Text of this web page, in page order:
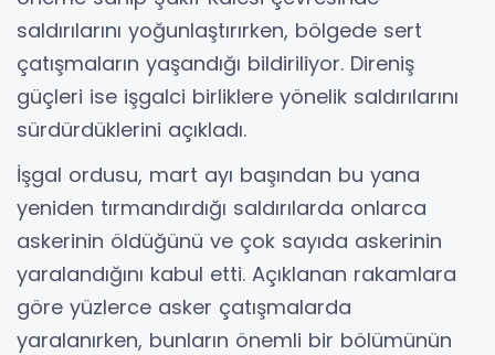
saldırılarını yoğunlaştırırken, bölgede sert
çatışmaların yaşandığı bildiriliyor. Direniş
güçleri ise işgalci birliklere yönelik saldırılarını
sürdürdüklerini açıkladı.
İşgal ordusu, mart ayı başından bu yana
yeniden tırmandırdığı saldırılarda onlarca
askerinin öldüğünü ve çok sayıda askerinin
yaralandığını kabul etti. Açıklanan rakamlara
göre yüzlerce asker çatışmalarda
yaralanırken, bunların önemli bir bölümünün